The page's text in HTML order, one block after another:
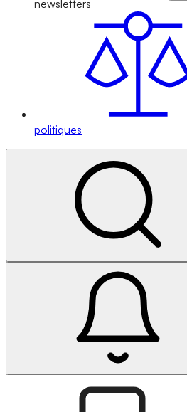
newsletters
politiques